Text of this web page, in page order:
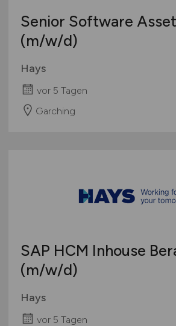
Senior Software
(m/w/d)
Hays
vor 5 Tagen
Garching
SAP HCM Inhouse
(m/w/d)
Hays
vor 5 Tagen